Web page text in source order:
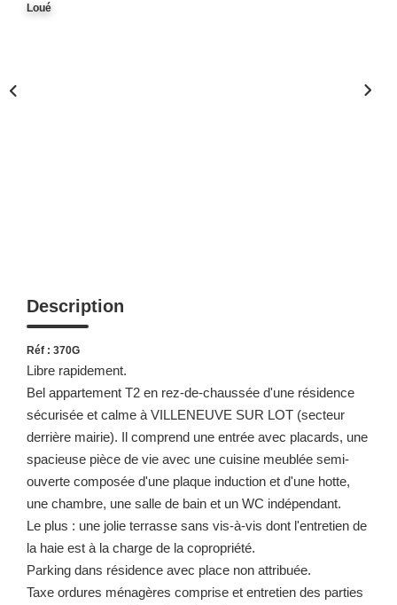
Loué
Description
Réf : 370G
Libre rapidement.
Bel appartement T2 en rez-de-chaussée d'une résidence
sécurisée et calme à VILLENEUVE SUR LOT (secteur
derrière mairie). Il comprend une entrée avec placards, une
spacieuse pièce de vie avec une cuisine meublée semi-
ouverte composée d'une plaque induction et d'une hotte,
une chambre, une salle de bain et un WC indépendant.
Le plus : une jolie terrasse sans vis-à-vis dont l'entretien de
la haie est à la charge de la copropriété.
Parking dans résidence avec place non attribuée.
Taxe ordures ménagères comprise et entretien des parties